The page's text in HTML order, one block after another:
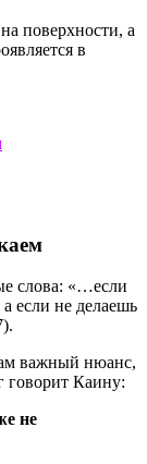
поверхности, а
в
слова: «…если
если не делаешь
важный нюанс,
Каину:
не